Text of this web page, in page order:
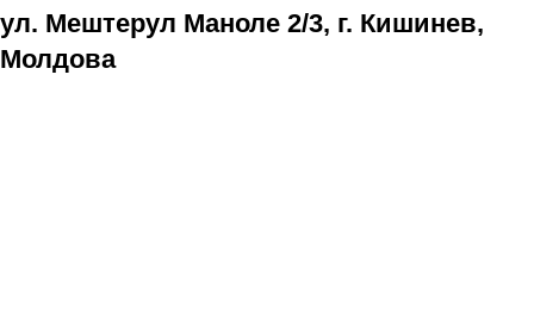
ул. Мештерул Маноле 2/3, г. Кишинев,
Молдова